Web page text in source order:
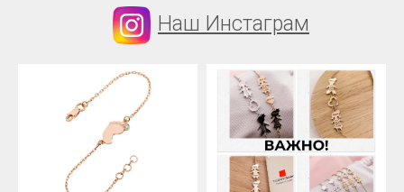
Наш Инстаграм